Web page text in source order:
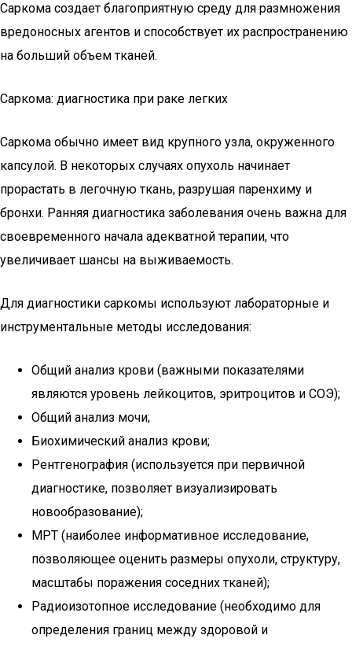
Саркома создает благоприятную среду для размножения
вредоносных агентов и способствует их распространению
на больший объем тканей.
Саркома: диагностика при раке легких
Саркома обычно имеет вид крупного узла, окруженного
капсулой. В некоторых случаях опухоль начинает
прорастать в легочную ткань, разрушая паренхиму и
бронхи. Ранняя диагностика заболевания очень важна для
своевременного начала адекватной терапии, что
увеличивает шансы на выживаемость.
Для диагностики саркомы используют лабораторные и
инструментальные методы исследования:
Общий анализ крови (важными показателями
являются уровень лейкоцитов, эритроцитов и СОЭ);
Общий анализ мочи;
Биохимический анализ крови;
Рентгенография (используется при первичной
диагностике, позволяет визуализировать
новообразование);
МРТ (наиболее информативное исследование,
позволяющее оценить размеры опухоли, структуру,
масштабы поражения соседних тканей);
Радиоизотопное исследование (необходимо для
определения границ между здоровой и